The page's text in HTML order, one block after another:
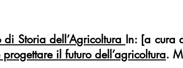
Storia dell’Agricoltura In: [a cura
il futuro dell’agricoltura.